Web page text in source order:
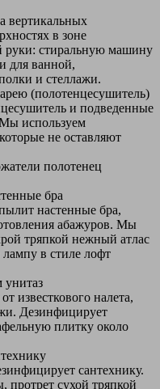
вертикальных
в зоне
руки: стиральную машину
для ванной,
и стеллажи.
(полотенцесушитель)
и подведенные
используем
не оставляют
полотенец
бра
настенные бра,
абажуров. Мы
тряпкой нежный атлас
в стиле лофт
известкового налета,
Дезинфицирует
плитку около
сантехнику.
протрет сухой тряпкой